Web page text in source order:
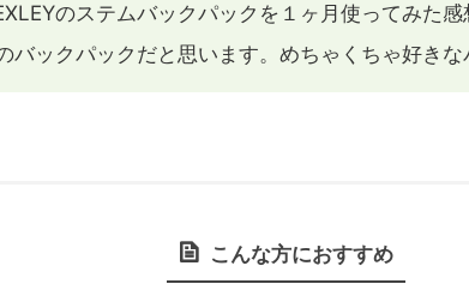
のステムバックパックを１ヶ月使ってみた
バックパックだと思います。めちゃくちゃ好きな
こんな方におすすめ